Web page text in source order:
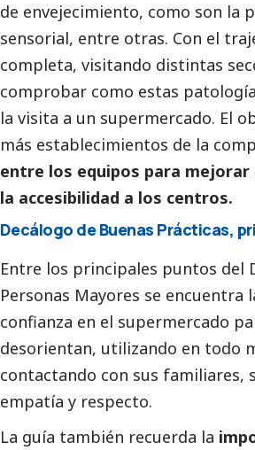
de envejecimiento, como son la
sensorial, entre otras. Con el
completa, visitando distintas
comprobar como estas
la visita a un supermercado. El
más establecimientos de la
entre los equipos para
la accesibilidad a los centros.
Decálogo de Buenas Prácticas,
Entre los principales puntos del
Personas Mayores se encuentra
confianza en el supermercado
desorientan, utilizando en todo
contactando con sus familiares,
empatía y respecto.
La guía también recuerda la